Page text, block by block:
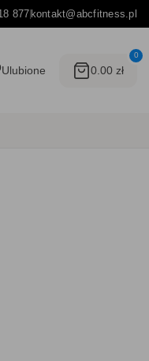
877kontakt@abcfitness.pl
Ulubione
0
0.00 zł